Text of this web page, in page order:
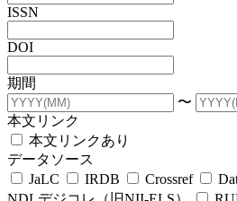
ISSN
DOI
期間
〜
本文リンク
本文リンクあり
データソース
JaLC
IRDB Crossref